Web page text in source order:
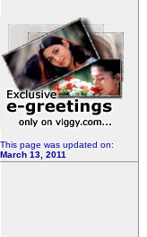
This page was updated on:
March 13, 2011